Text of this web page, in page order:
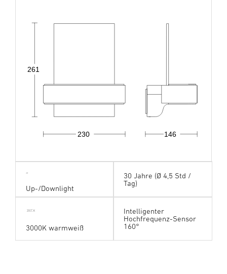
230 146
261
Up-/Downlight
30 Jahre (Ø 4,5 Std /
Tag)
3000K warmweiß
Intelligenter
Hochfrequenz-Sensor
160°